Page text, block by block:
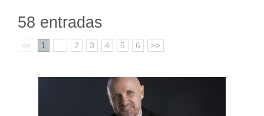
58 entradas
<< 1 2 3 4 5 6 >>